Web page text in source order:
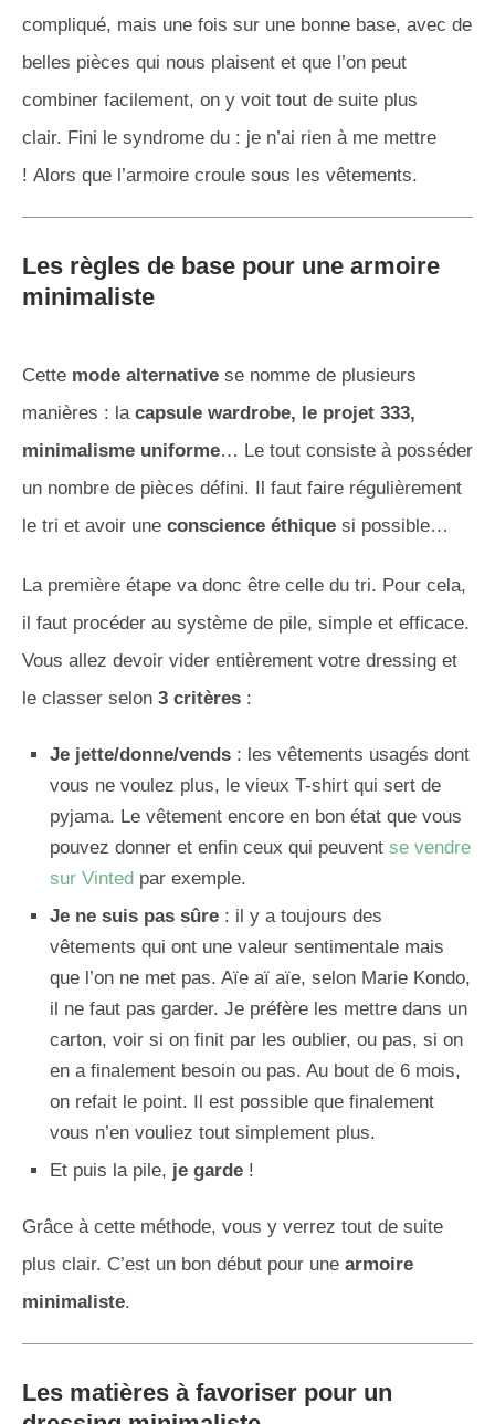
compliqué, mais une fois sur une bonne base, avec de
belles pièces qui nous plaisent et que l’on peut
combiner facilement, on y voit tout de suite plus
clair. Fini le syndrome du : je n’ai rien à me mettre
! Alors que l’armoire croule sous les vêtements.
Les règles de base pour une armoire
minimaliste
Cette mode alternative se nomme de plusieurs
manières : la capsule wardrobe, le projet 333,
minimalisme uniforme… Le tout consiste à posséder
un nombre de pièces défini. Il faut faire régulièrement
le tri et avoir une conscience éthique si possible…
La première étape va donc être celle du tri. Pour cela,
il faut procéder au système de pile, simple et efficace.
Vous allez devoir vider entièrement votre dressing et
le classer selon 3 critères :
Je jette/donne/vends : les vêtements usagés dont
vous ne voulez plus, le vieux T-shirt qui sert de
pyjama. Le vêtement encore en bon état que vous
pouvez donner et enfin ceux qui peuvent se vendre
sur Vinted par exemple.
Je ne suis pas sûre : il y a toujours des
vêtements qui ont une valeur sentimentale mais
que l’on ne met pas. Aïe aï aïe, selon Marie Kondo,
il ne faut pas garder. Je préfère les mettre dans un
carton, voir si on finit par les oublier, ou pas, si on
en a finalement besoin ou pas. Au bout de 6 mois,
on refait le point. Il est possible que finalement
vous n’en vouliez tout simplement plus.
Et puis la pile, je garde !
Grâce à cette méthode, vous y verrez tout de suite
plus clair. C’est un bon début pour une armoire
minimaliste.
Les matières à favoriser pour un